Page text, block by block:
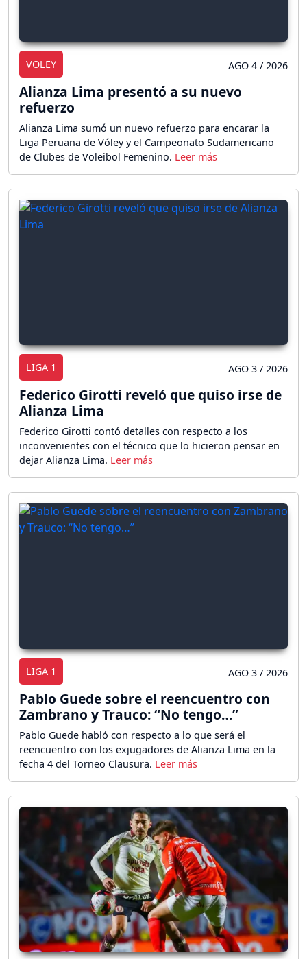
VOLEY AGO 4 / 2026
Alianza Lima presentó a su nuevo
refuerzo
Alianza Lima sumó un nuevo refuerzo para encarar la
Liga Peruana de Vóley y el Campeonato Sudamericano
de Clubes de Voleibol Femenino.
LIGA 1 AGO 3 / 2026
Federico Girotti reveló que quiso irse de
Alianza Lima
Federico Girotti contó detalles con respecto a los
inconvenientes con el técnico que lo hicieron pensar en
dejar Alianza Lima.
LIGA 1 AGO 3 / 2026
Pablo Guede sobre el reencuentro con
Zambrano y Trauco: “No tengo…”
Pablo Guede habló con respecto a lo que será el
reencuentro con los exjugadores de Alianza Lima en la
fecha 4 del Torneo Clausura.